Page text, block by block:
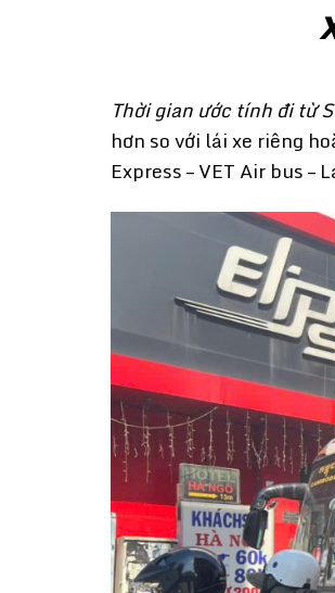
Thời gian ước tính đi từ
hơn so với lái xe riêng
Express – VET Air bus –